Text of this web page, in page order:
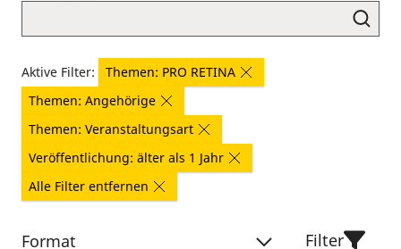
Aktive Filter:
Themen: PRO RETINA
Themen: Angehörige
Themen: Veranstaltungsart
Veröffentlichung: älter als 1 Jahr
Alle Filter entfernen
Format Filter